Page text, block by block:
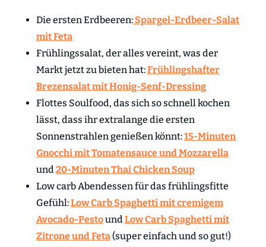
Die ersten Erdbeeren:Spargel-Erdbeer-Salat
mit Feta
Frühlingssalat, der alles vereint, was der
Markt jetzt zu bieten hat:Frühlingshafter
Brezensalat mit Honig-Senf-Dressing
Flottes Soulfood, das sich so schnell kochen
lässt, dass ihr extralange die ersten
Sonnenstrahlen genießen könnt:15-Minuten
Gnocchi mit Tomatensauce und Mozzarella
und20-Minuten Thai Chicken Soup
Low carb Abendessen für das frühlingsfitte
Gefühl:Low Carb Spaghetti mit cremigem
Avocado-PestoundLow Carb Spaghetti mit
Zitrone und Feta(super einfach und so gut!)